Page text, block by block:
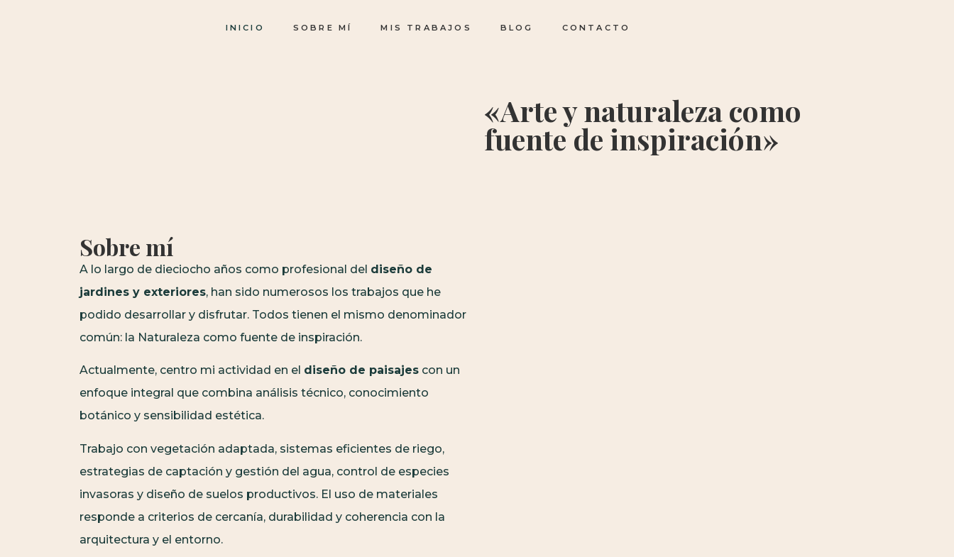
INICIO SOBRE MÍ MIS TRABAJOS BLOG CONTACTO
«Arte y naturaleza como
fuente de inspiración»
Sobre mí
A lo largo de dieciocho años como profesional del diseño de
jardines y exteriores, han sido numerosos los trabajos que he
podido desarrollar y disfrutar. Todos tienen el mismo denominador
común: la Naturaleza como fuente de inspiración.
Actualmente, centro mi actividad en el diseño de paisajes con un
enfoque integral que combina análisis técnico, conocimiento
botánico y sensibilidad estética.
Trabajo con vegetación adaptada, sistemas eficientes de riego,
estrategias de captación y gestión del agua, control de especies
invasoras y diseño de suelos productivos. El uso de materiales
responde a criterios de cercanía, durabilidad y coherencia con la
arquitectura y el entorno.